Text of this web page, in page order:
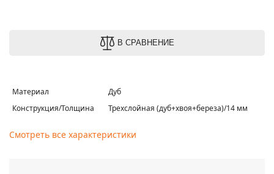
В СРАВНЕНИЕ
Материал
Дуб
Конструкция/Толщина
Трехслойная (дуб+хвоя+береза)/14 мм
Смотреть все характеристики